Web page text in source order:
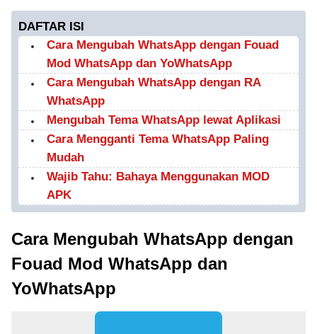
DAFTAR ISI
Cara Mengubah WhatsApp dengan Fouad
Mod WhatsApp dan YoWhatsApp
Cara Mengubah WhatsApp dengan RA
WhatsApp
Mengubah Tema WhatsApp lewat Aplikasi
Cara Mengganti Tema WhatsApp Paling
Mudah
Wajib Tahu: Bahaya Menggunakan MOD
APK
Cara Mengubah WhatsApp dengan
Fouad Mod WhatsApp dan
YoWhatsApp